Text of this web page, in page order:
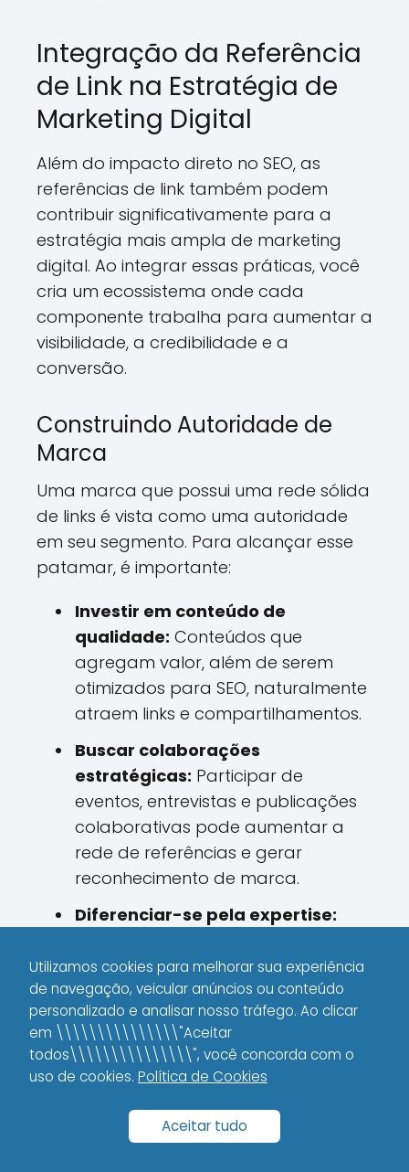
Integração da Referência
de Link na Estratégia de
Marketing Digital
Além do impacto direto no SEO, as
referências de link também podem
contribuir significativamente para a
estratégia mais ampla de marketing
digital. Ao integrar essas práticas, você
cria um ecossistema onde cada
componente trabalha para aumentar a
visibilidade, a credibilidade e a
conversão.
Construindo Autoridade de
Marca
Uma marca que possui uma rede sólida
de links é vista como uma autoridade
em seu segmento. Para alcançar esse
patamar, é importante:
Investir em conteúdo de
qualidade: Conteúdos que
agregam valor, além de serem
otimizados para SEO, naturalmente
atraem links e compartilhamentos.
Buscar colaborações
estratégicas: Participar de
eventos, entrevistas e publicações
colaborativas pode aumentar a
rede de referências e gerar
reconhecimento de marca.
Diferenciar-se pela expertise:
domínio no tema geram confiança
não apenas nos usuários, mas
também entre outros profissionais
que poderão referenciar seu
endereço online.
Uma abordagem que combine links
internos e externos bem planejados
Utilizamos cookies para melhorar sua experiência
de navegação, veicular anúncios ou conteúdo
personalizado e analisar nosso tráfego. Ao clicar
em \\\\\\\\\\\\\\\"Aceitar
todos\\\\\\\\\\\\\\\", você concorda com o
uso de cookies. Política de Cookies
Aceitar tudo